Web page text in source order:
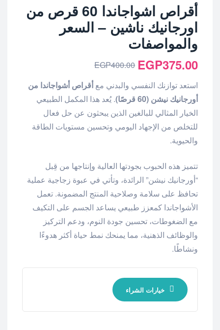
أقراص اشواجاندا 60 قرص من
اورجانيك ناشين – السعر
والمواصفات
EGP400.00 EGP375.00
استعد توازنك النفسي والبدني معأقراص أشواجاندا من
أورجانيك نيشن (60 قرصًا)
. يُعد هذا المكمل الطبيعي
الخيار المثالي للبالغين الذين يبحثون عن حل فعال
للتخلص من الإجهاد اليومي وتحسين مستويات الطاقة
والحيوية.
تتميز هذه الحبوب بجودتها العالية وإنتاجها من قِبل
“أورجانيك نيشن” الرائدة، وتأتي في عبوة زجاجية عملية
تحافظ على سلامة وصلاحية المنتج المضمونة. تعمل
الأشواجاندا كمعزز طبيعي يساعد الجسم على التكيف
مع الضغوطات، تحسين جودة النوم، ودعم التركيز
والوظائف الذهنية، مما يمنحك نمط حياة أكثر هدوءًا
ونشاطًا.
خيارات الشراء